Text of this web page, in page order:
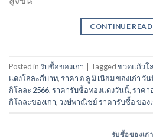
CONTINUE
Posted inรับซื้อของเก่า Taggedขวดแก้วโ
แดงโลละกี่บาท,ราคา อ ลู มิ เนียม ของเก่า วั
กิโลละ 2566,ราคารับซื้อทองแดงวันนี้,ราคา
กิโลละของเก่า,วงษ์พาณิชย์ ราคารับซื้อ ของ
รับซื้อของเก่า